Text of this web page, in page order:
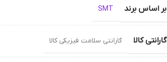
بر اساس برند SMT
گارانتی کالا گارانتی سلامت فیزیکی کالا